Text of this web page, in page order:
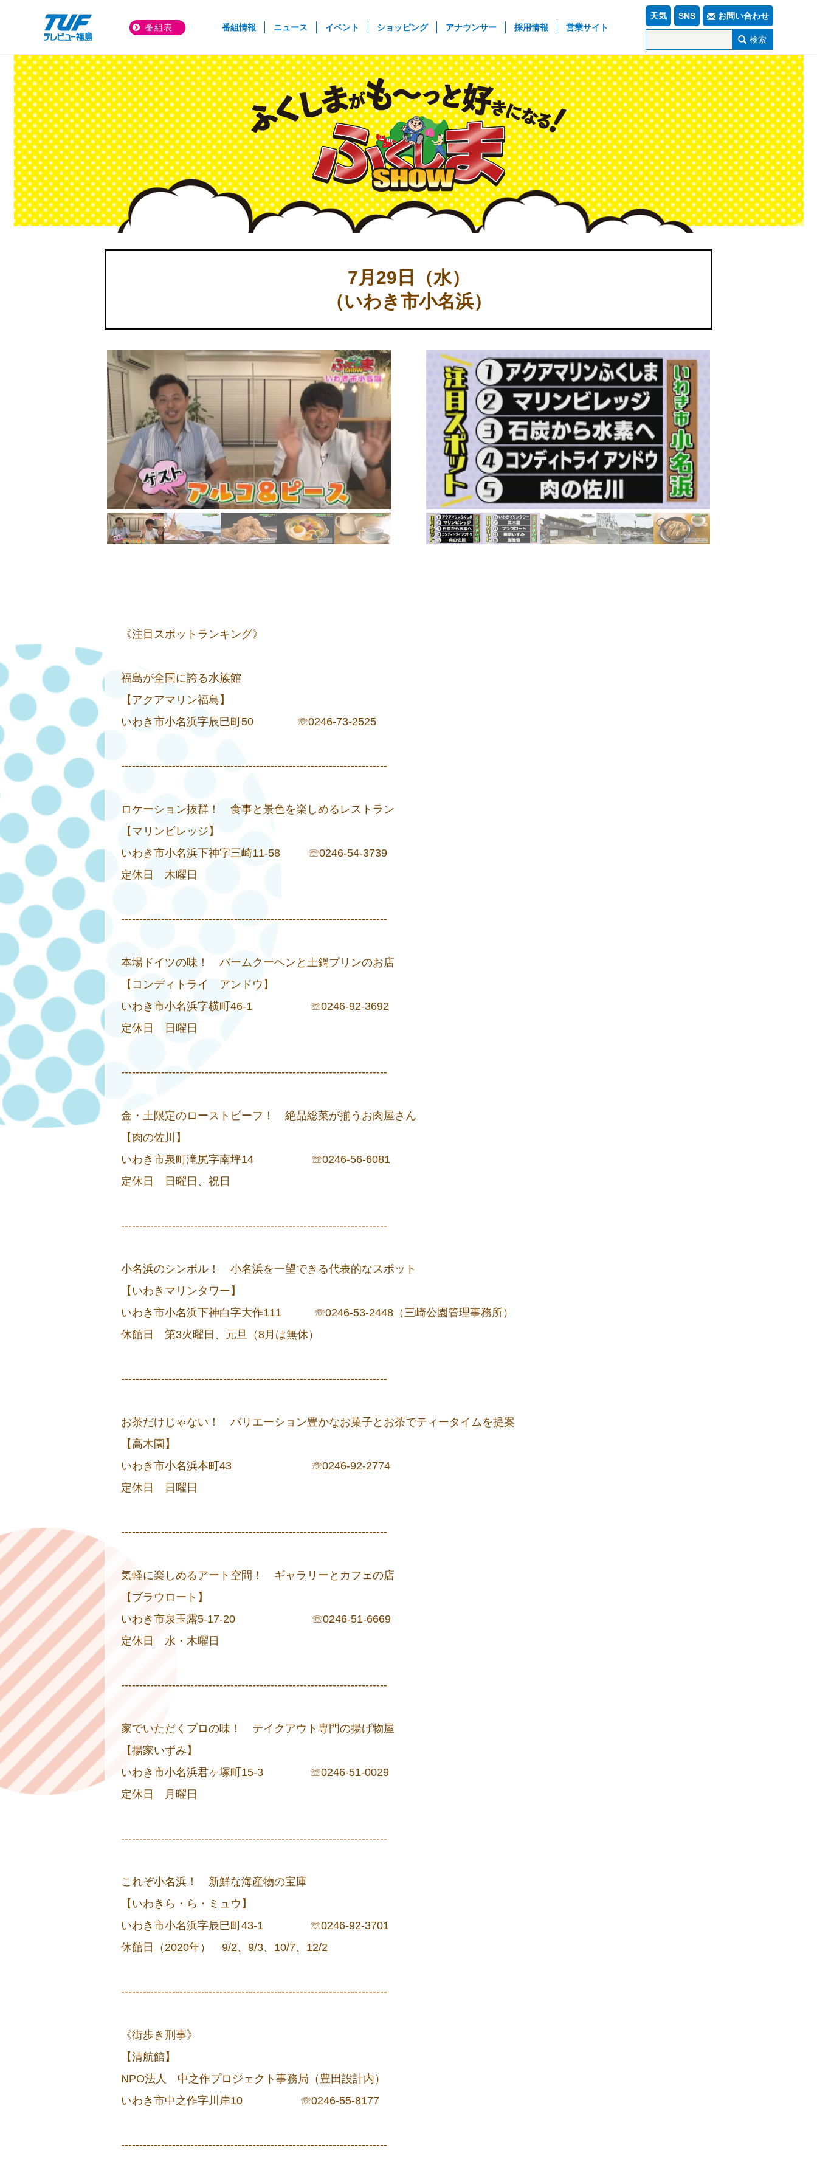
番組情報 (current)
ニュース イベント ショッピング アナウンサー 採用情報 営業サイト
番組表
天気 SNS お問い合わせ
検索
7月29日（水）
（いわき市小名浜）
《注目スポットランキング》
福島が全国に誇る水族館
【アクアマリン福島】
いわき市小名浜字辰巳町50 ☏0246-73-2525
-------------------------------------------------------------------------
ロケーション抜群！ 食事と景色を楽しめるレストラン
【マリンビレッジ】
いわき市小名浜下神字三崎11-58 ☏0246-54-3739
定休日 木曜日
-------------------------------------------------------------------------
本場ドイツの味！ バームクーヘンと土鍋プリンのお店
【コンディトライ アンドウ】
いわき市小名浜字横町46-1 ☏0246-92-3692
定休日 日曜日
-------------------------------------------------------------------------
金・土限定のローストビーフ！ 絶品総菜が揃うお肉屋さん
【肉の佐川】
いわき市泉町滝尻字南坪14 ☏0246-56-6081
定休日 日曜日、祝日
-------------------------------------------------------------------------
小名浜のシンボル！ 小名浜を一望できる代表的なスポット
【いわきマリンタワー】
いわき市小名浜下神白字大作111 ☏0246-53-2448（三崎公園管理事務所）
休館日 第3火曜日、元旦（8月は無休）
-------------------------------------------------------------------------
お茶だけじゃない！ バリエーション豊かなお菓子とお茶でティータイムを提案
【高木園】
いわき市小名浜本町43 ☏0246-92-2774
定休日 日曜日
-------------------------------------------------------------------------
気軽に楽しめるアート空間！ ギャラリーとカフェの店
【ブラウロート】
いわき市泉玉露5-17-20 ☏0246-51-6669
定休日 水・木曜日
-------------------------------------------------------------------------
家でいただくプロの味！ テイクアウト専門の揚げ物屋
【揚家いずみ】
いわき市小名浜君ヶ塚町15-3 ☏0246-51-0029
定休日 月曜日
-------------------------------------------------------------------------
これぞ小名浜！ 新鮮な海産物の宝庫
【いわきら・ら・ミュウ】
いわき市小名浜字辰巳町43-1 ☏0246-92-3701
休館日（2020年） 9/2、9/3、10/7、12/2
-------------------------------------------------------------------------
《街歩き刑事》
【清航館】
NPO法人 中之作プロジェクト事務局（豊田設計内）
いわき市中之作字川岸10 ☏0246-55-8177
-------------------------------------------------------------------------